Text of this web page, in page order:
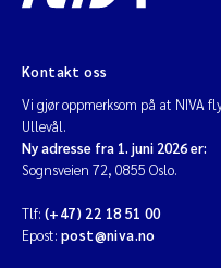
Kontakt oss
Vi gjør oppmerksom på at NIVA
Ullevål.
Ny adresse fra 1. juni 2026 er:
Sognsveien 72, 0855 Oslo.
Tlf: (+47) 22 18 51 00
Epost: post@niva.no